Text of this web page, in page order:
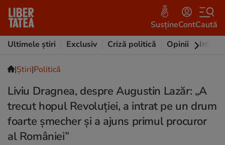
SusțineContCaută
Ultimele știri
Exclusiv Criză politică Opinii
|Ştiri|Politică
Liviu Dragnea, despre Augustin Lazăr: „A
trecut hopul Revoluţiei, a intrat pe un drum
foarte şmecher şi a ajuns primul procuror
al României”